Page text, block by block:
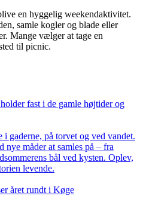
en hyggelig weekendaktivitet.
samle kogler og blade eller
Mange vælger at tage en
til picnic.
fast i de gamle højtider og
gaderne, på torvet og ved vandet.
måder at samles på – fra
bål ved kysten. Oplev,
levende.
året rundt i Køge